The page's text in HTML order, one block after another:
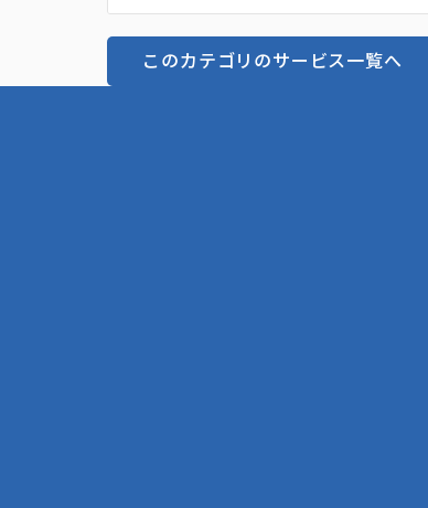
用担当・運用アシスタント・制作担当
ジ制作・クリエイティブ制作・コンテ
み**です。Google・Yahoo!の正規代理
このカテゴリのサービス一覧へ